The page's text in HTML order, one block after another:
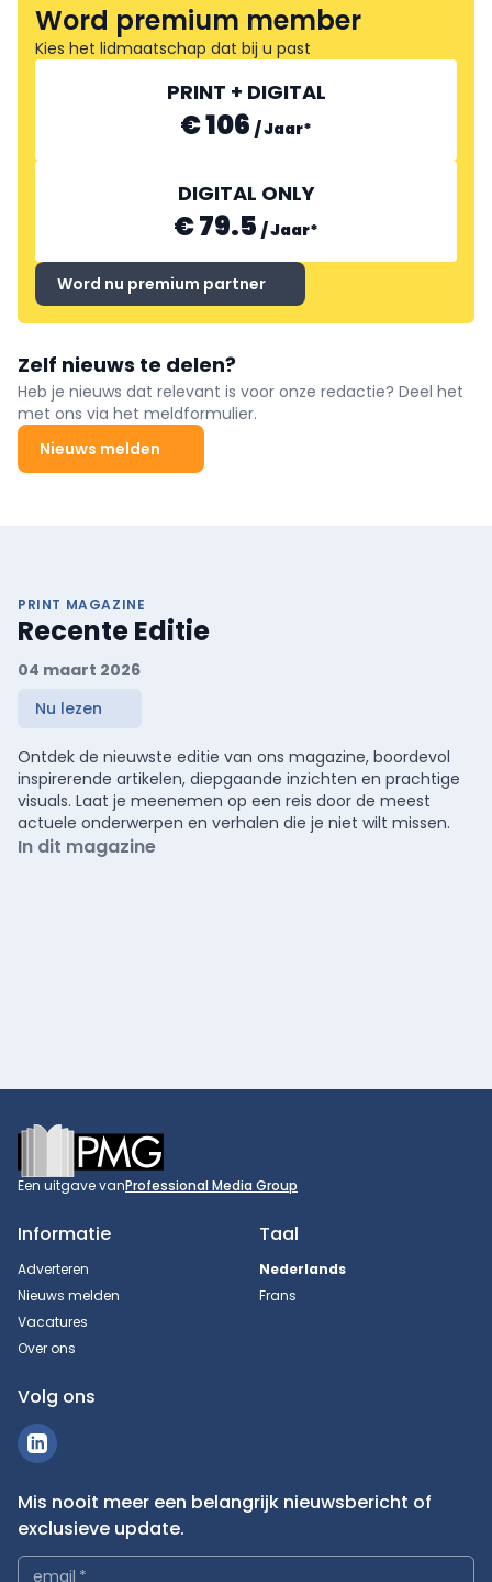
Word premium member
Kies het lidmaatschap dat bij u past
PRINT + DIGITAL
€ 106 /Jaar*
DIGITAL ONLY
€ 79.5 /Jaar*
Word nu premium partner
Zelf nieuws te delen?
Heb je nieuws dat relevant is voor onze redactie? Deel het
met ons via het meldformulier.
Nieuws melden
PRINT MAGAZINE
Recente Editie
04 maart 2026
Nu lezen
Ontdek de nieuwste editie van ons magazine, boordevol
inspirerende artikelen, diepgaande inzichten en prachtige
visuals. Laat je meenemen op een reis door de meest
actuele onderwerpen en verhalen die je niet wilt missen.
In dit magazine
Footer
Een uitgave vanProfessional Media Group
Informatie
Adverteren
Nieuws melden
Vacatures
Over ons
Taal
Nederlands
Frans
Volg ons
Mis nooit meer een belangrijk nieuwsbericht of
exclusieve update.
email *